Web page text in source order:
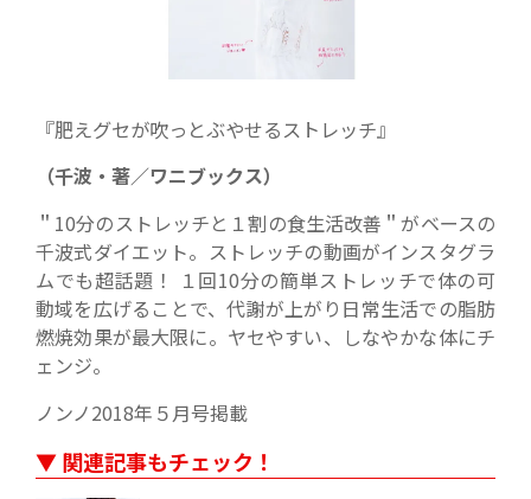
『肥えグセが吹っとぶやせるストレッチ』
（千波・著／ワニブックス）
＂10分のストレッチと１割の食生活改善＂がベースの
千波式ダイエット。ストレッチの動画がインスタグラ
ムでも超話題！ １回10分の簡単ストレッチで体の可
動域を広げることで、代謝が上がり日常生活での脂肪
燃焼効果が最大限に。ヤセやすい、しなやかな体にチ
ェンジ。
ノンノ2018年５月号掲載
▼ 関連記事もチェック！